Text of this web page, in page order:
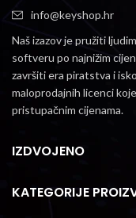
info@keyshop.hr
Naš izazov je pružiti
softveru po najnižim
završiti era piratstva i
maloprodajnih licenci
pristupačnim cijenama.
IZDVOJENO
KATEGORIJE